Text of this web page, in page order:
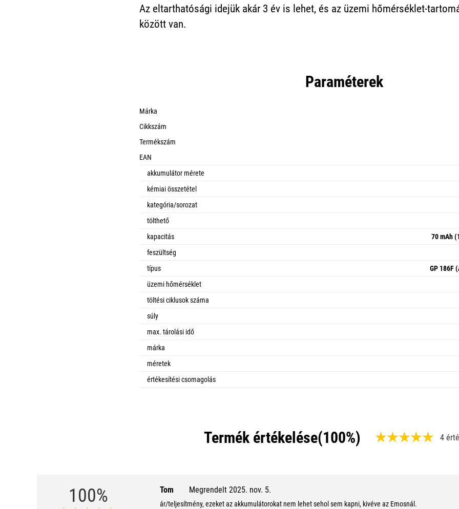
Az eltarthatósági idejük akár 3 év is lehet, és az üzemi hőmérséklet-
között van.
Paraméterek
Márka
Cikkszám
Termékszám
EAN
akkumulátor mérete
kémiai összetétel
kategória/sorozat
tölthető
kapacitás
70 mAh
feszültség
típus
GP 186F
üzemi hőmérséklet
töltési ciklusok száma
súly
max. tárolási idő
márka
méretek
értékesítési csomagolás
Termék értékelése
,
0
0
(100%) 4
100% Tom Megrendelt 2025. nov. 5.
ár/teljesítmény, ezeket az akkumulátorokat nem lehet sehol sem kapni, kivéve az Emosnál.